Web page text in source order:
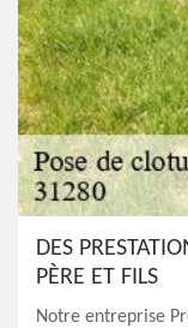
DES
PÈRE ET FILS
Notre entreprise